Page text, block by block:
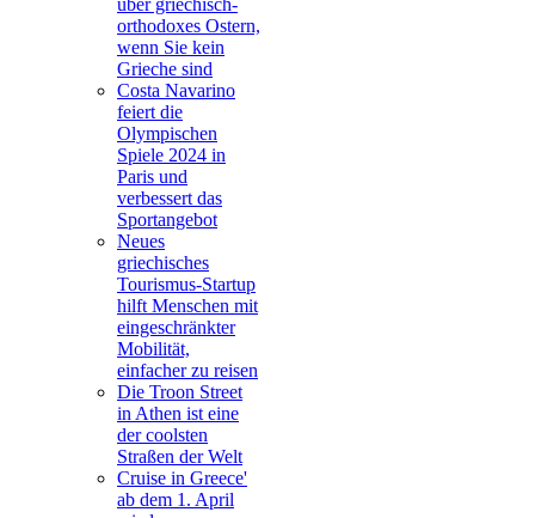
über griechisch-
orthodoxes Ostern,
wenn Sie kein
Grieche sind
Costa Navarino
feiert die
Olympischen
Spiele 2024 in
Paris und
verbessert das
Sportangebot
Neues
griechisches
Tourismus-Startup
hilft Menschen mit
eingeschränkter
Mobilität,
einfacher zu reisen
Die Troon Street
in Athen ist eine
der coolsten
Straßen der Welt
Cruise in Greece'
ab dem 1. April